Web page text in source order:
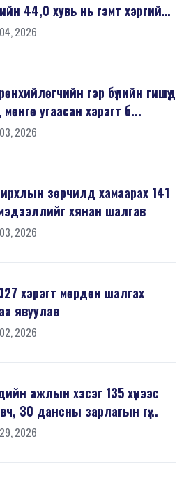
44,0 хувь нь гэмт хэргийн
2026
гэр бүлийн гишүүд
угаасан хэрэгт б...
2026
зөрчилд хамаарах 141
хянан шалгав
2026
хэрэгт мөрдөн шалгах
явуулав
2026
ажлын хэсэг 135 хүнээс
30 дансны зарлагын гү...
2026